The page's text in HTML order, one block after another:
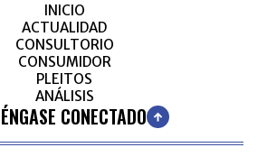
INICIO
ACTUALIDAD
CONSULTORIO
CONSUMIDOR
PLEITOS
ANÁLISIS
CONECTADO